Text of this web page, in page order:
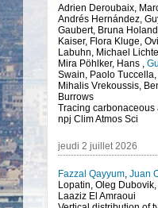
Adrien Deroubaix,
Andrés Hernández,
Gaubert, Bruna
Kaiser, Flora Kluge,
Labuhn, Michael
Mira Pöhlker, Hans ,
Swain, Paolo
Mihalis Vrekoussis,
Burrows
npj Clim Atmos Sci
jeudi 2 juillet 2026
Fazzal Qayyum, Juan
Lopatin, Oleg
Laaziz El Amraoui